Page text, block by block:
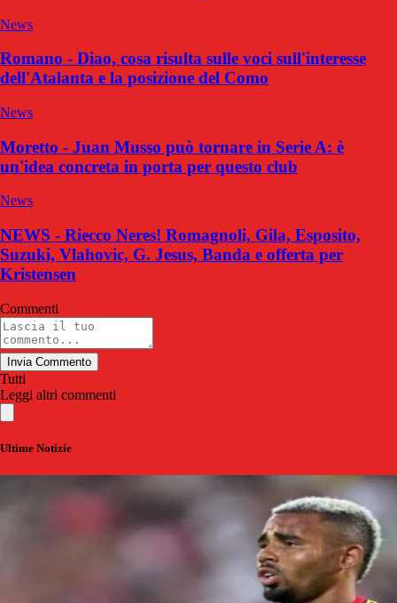
News
Romano - Diao, cosa risulta sulle voci sull'interesse
dell'Atalanta e la posizione del Como
News
Moretto - Juan Musso può tornare in Serie A: è
un'idea concreta in porta per questo club
News
NEWS - Riecco Neres! Romagnoli, Gila, Esposito,
Suzuki, Vlahovic, G. Jesus, Banda e offerta per
Kristensen
Commenti
Invia Commento
Tutti
Leggi altri commenti
Ultime Notizie